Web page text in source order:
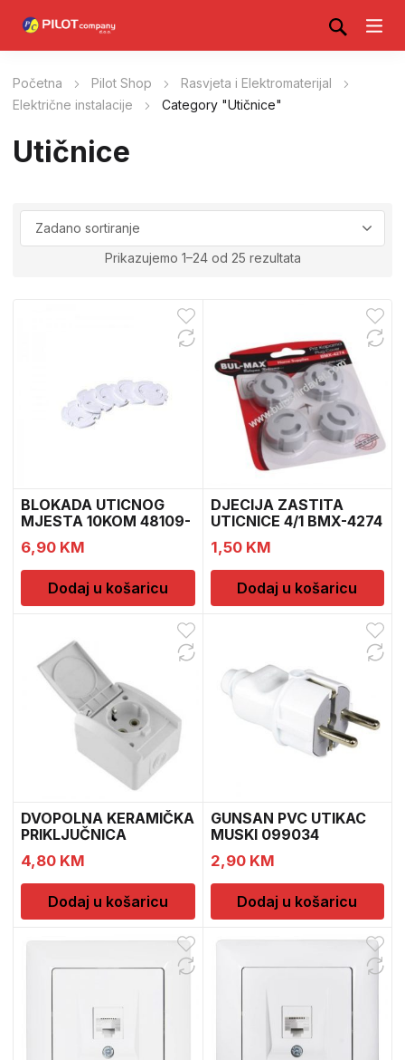
Početna Pilot Shop
Rasvjeta i Elektromaterijal
Električne instalacije
Category "Utičnice"
Utičnice
Prikazujemo 1–24 od 25 rezultata
BLOKADA UTICNOG
MJESTA 10KOM 48109-
6,90 KM
Dodaj u košaricu
DJECIJA ZASTITA
UTICNICE 4/1 BMX-4274
1,50 KM
Dodaj u košaricu
DVOPOLNA KERAMIČKA
PRIKLJUČNICA
14.01.050 1198
4,80 KM
Dodaj u košaricu
GUNSAN PVC UTIKAC
MUSKI 099034
2,90 KM
Dodaj u košaricu